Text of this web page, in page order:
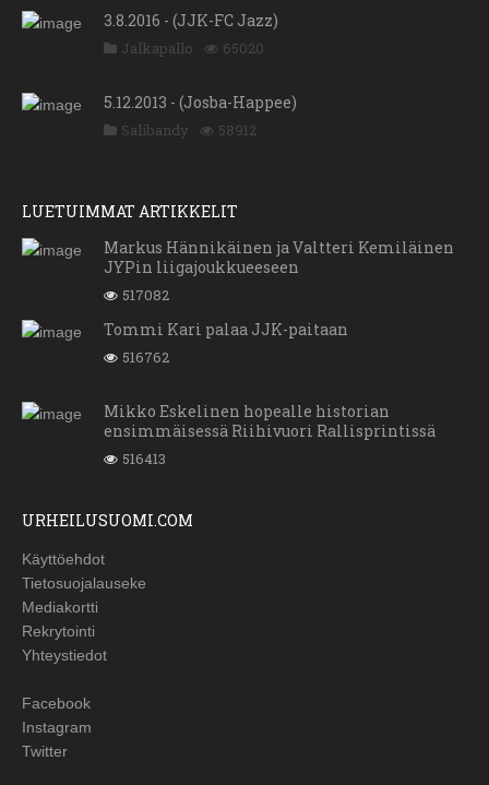
3.8.2016 - (JJK-FC Jazz)
Jalkapallo 65020
5.12.2013 - (Josba-Happee)
Salibandy 58912
LUETUIMMAT ARTIKKELIT
Markus Hännikäinen ja Valtteri Kemiläinen
JYPin liigajoukkueeseen
517082
Tommi Kari palaa JJK-paitaan
516762
Mikko Eskelinen hopealle historian
ensimmäisessä Riihivuori Rallisprintissä
516413
URHEILUSUOMI.COM
Käyttöehdot
Tietosuojalauseke
Mediakortti
Rekrytointi
Yhteystiedot
Facebook
Instagram
Twitter